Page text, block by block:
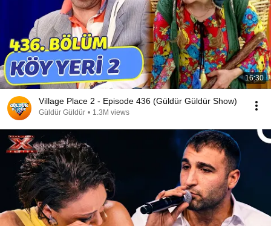
16:30
Village Place 2 - Episode 436 (Güldür Güldür Show)
Güldür Güldür • 1.3M views